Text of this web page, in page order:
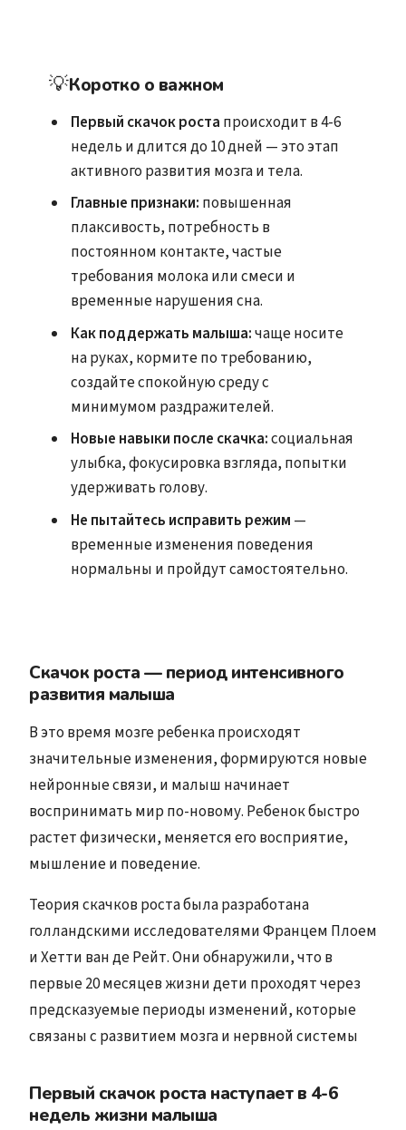
💡Коротко о важном
Первый скачок роста происходит в 4-6
недель и длится до 10 дней — это этап
активного развития мозга и тела.
Главные признаки: повышенная
плаксивость, потребность в
постоянном контакте, частые
требования молока или смеси и
временные нарушения сна.
Как поддержать малыша:чаще носите
на руках, кормите по требованию,
создайте спокойную среду с
минимумом раздражителей.
Новые навыки после скачка:социальная
улыбка, фокусировка взгляда, попытки
удерживать голову.
Не пытайтесь исправить режим —
временные изменения поведения
нормальны и пройдут самостоятельно.
Скачок роста — период интенсивного
развития малыша
В это время мозге ребенка происходят
значительные изменения, формируются новые
нейронные связи, и малыш начинает
воспринимать мир по-новому. Ребенок быстро
растет физически, меняется его восприятие,
мышление и поведение.
Теория скачков роста была разработана
голландскими исследователями Францем Плоем
и Хетти ван де Рейт. Они обнаружили, что в
первые 20 месяцев жизни дети проходят через
предсказуемые периоды изменений, которые
связаны с развитием мозга и нервной системы
Первый скачок роста наступает в 4-6
недель жизни малыша